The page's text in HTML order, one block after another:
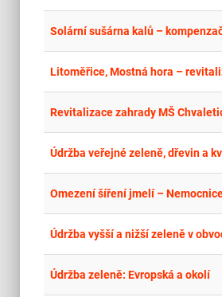
Litoměřice, Mostná hora –
Revitalizace zahrady MŠ
Údržba vyšší a nižší zeleně v
Údržba zeleně: Evropská a okolí